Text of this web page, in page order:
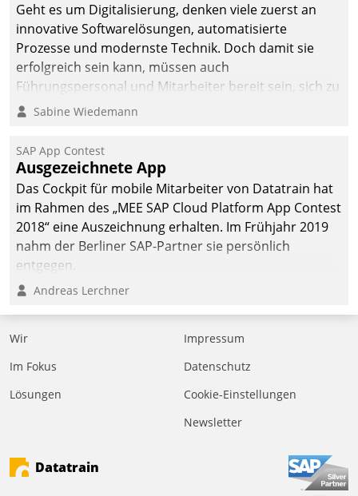
Geht es um Digitalisierung, denken viele zuerst an
innovative Softwarelösungen, automatisierte
Prozesse und modernste Technik. Doch damit sie
erfolgreich sein kann, müssen auch
Führungspersonal und Mitarbeiter bereit sein, sich zu
verändern und anzupassen, sonst werden sie an ihr
Sabine Wiedemann
SAP App Contest
Ausgezeichnete App
Das Cockpit für mobile Mitarbeiter von Datatrain hat
im Rahmen des „MEE SAP Cloud Platform App Contest
2018“ eine Auszeichnung erhalten. Im Frühjahr 2019
nahm der Berliner SAP-Partner sie persönlich
entgegen.
Andreas Lerchner
Wir
Im Fokus
Lösungen
Impressum
Datenschutz
Cookie-Einstellungen
Newsletter
Datatrain